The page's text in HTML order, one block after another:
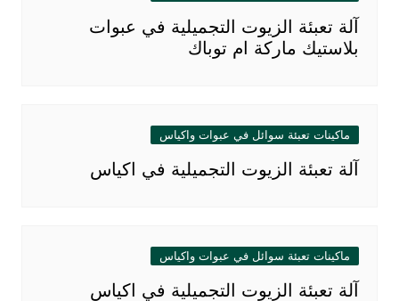
آلة تعبئة الزيوت التجميلية في عبوات
بلاستيك ماركة ام توباك
ماكينات تعبئة سوائل في عبوات واكياس
آلة تعبئة الزيوت التجميلية في اكياس
ماكينات تعبئة سوائل في عبوات واكياس
آلة تعبئة الزيوت التجميلية في اكياس